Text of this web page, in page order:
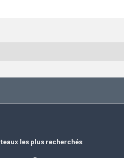
les plus recherchés